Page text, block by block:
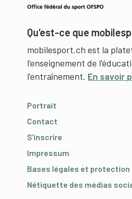
Qu’est-ce que
mobilesport.ch est la
l’enseignement de
l’entraînement. En savoir
Portrait
Contact
S’inscrire
Impressum
Bases légales et protection
Nétiquette des médias